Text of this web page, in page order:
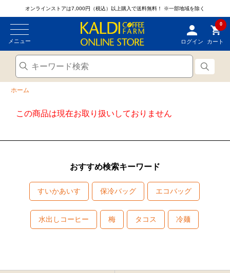
オンラインストアは7,000円（税込）以上購入で送料無料！ ※一部地域を除く
メニュー ログイン
0
カート
ホーム
この商品は現在お取り扱いしておりません
おすすめ検索キーワード
すいかあいす 保冷バッグ エコバッグ
水出しコーヒー 梅 タコス 冷麺